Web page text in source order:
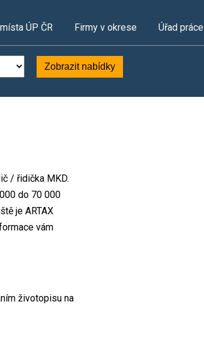
ÚP ČR Firmy v okrese Úřad práce
Zobrazit nabídky
/ řidička MKD.
do 70 000
je ARTAX
vám
životopisu na